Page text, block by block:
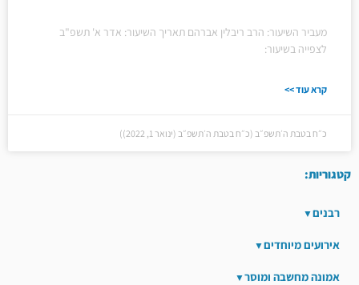
מעביר השיעור: הרב ריבלין אברהם תאריך השיעור: אדר א' תשפ"ב
לצפייה בשיעור:
קרא עוד >>
כ״ח בטבת ה׳תשפ״ב (כ״ח בטבת ה׳תשפ״ב (ינואר 1, 2022))
קטגוריות:
רבנים
אירועים מיוחדים
אמונה מחשבה ומוסר